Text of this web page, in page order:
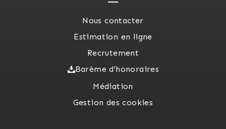
Nous contacter
Estimation en ligne
Recrutement
Barème d'honoraires
Médiation
Gestion des cookies